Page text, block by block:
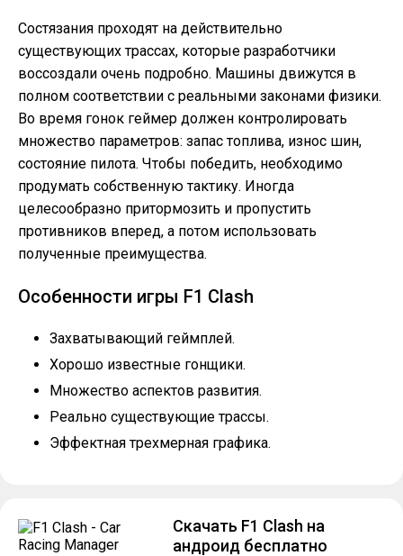
Состязания проходят на действительно
существующих трассах, которые разработчики
воссоздали очень подробно. Машины движутся в
полном соответствии с реальными законами физики.
Во время гонок геймер должен контролировать
множество параметров: запас топлива, износ шин,
состояние пилота. Чтобы победить, необходимо
продумать собственную тактику. Иногда
целесообразно притормозить и пропустить
противников вперед, а потом использовать
полученные преимущества.
Особенности игры F1 Clash
Захватывающий геймплей.
Хорошо известные гонщики.
Множество аспектов развития.
Реально существующие трассы.
Эффектная трехмерная графика.
Скачать F1 Clash на
андроид бесплатно